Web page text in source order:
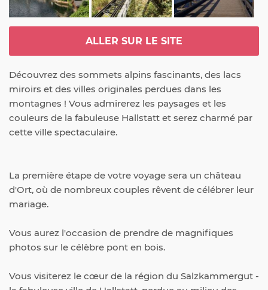
ALLER SUR LE SITE
Découvrez des sommets alpins fascinants, des lacs
miroirs et des villes originales perdues dans les
montagnes ! Vous admirerez les paysages et les
couleurs de la fabuleuse Hallstatt et serez charmé par
cette ville spectaculaire.
La première étape de votre voyage sera un château
d'Ort, où de nombreux couples rêvent de célébrer leur
mariage.
Vous aurez l'occasion de prendre de magnifiques
photos sur le célèbre pont en bois.
Vous visiterez le cœur de la région du Salzkammergut -